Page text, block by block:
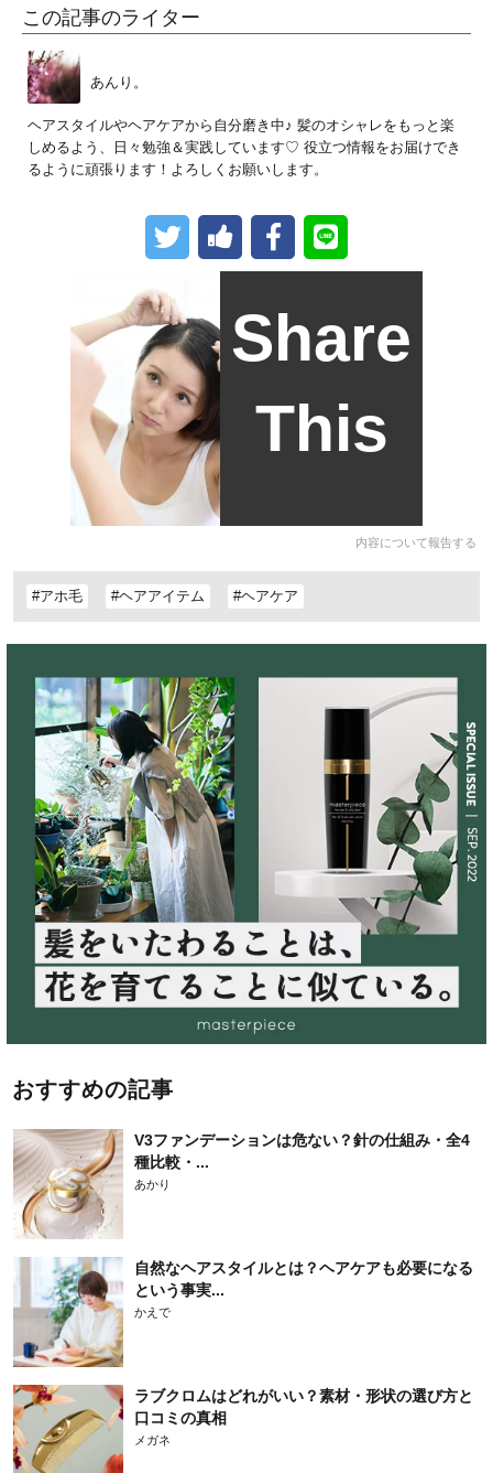
この記事のライター
あんり。
ヘアスタイルやヘアケアから自分磨き中♪ 髪のオシャレをもっと楽
しめるよう、日々勉強＆実践しています♡ 役立つ情報をお届けでき
るように頑張ります！よろしくお願いします。
Share
This
内容について報告する
#アホ毛 #ヘアアイテム #ヘアケア
おすすめの記事
V3ファンデーションは危ない？針の仕組み・全4
種比較・...
あかり
自然なヘアスタイルとは？ヘアケアも必要になる
という事実...
かえで
ラブクロムはどれがいい？素材・形状の選び方と
口コミの真相
メガネ